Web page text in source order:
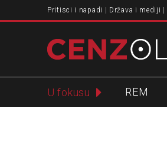
Pritisci i napadi Država i mediji
U fokusu REM